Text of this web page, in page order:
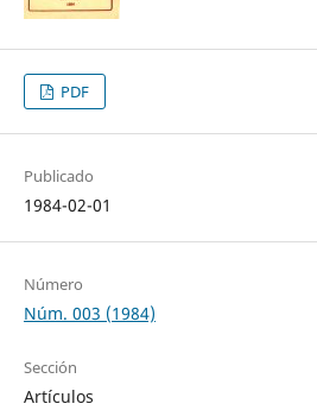
PDF
Publicado
1984-02-01
Número
Núm. 003 (1984)
Sección
Artículos